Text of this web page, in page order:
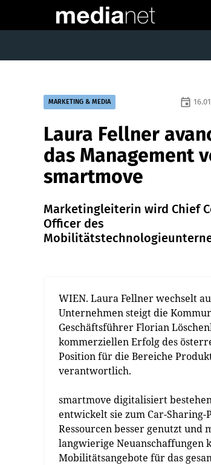
MARKETING & MEDIA event
Laura Fellner
das Management
smartmove
Marketingleiterin wird Chief
Officer des
WIEN. Laura Fellner wechselt
Unternehmen steigt die
Geschäftsführer Florian
kommerziellen Erfolg des
Position für die Bereiche
verantwortlich.
smartmove digitalisiert
entwickelt sie zum Car-
Ressourcen besser genutzt
langwierige Neuanschaffungen
Mobilitätsangebote für das